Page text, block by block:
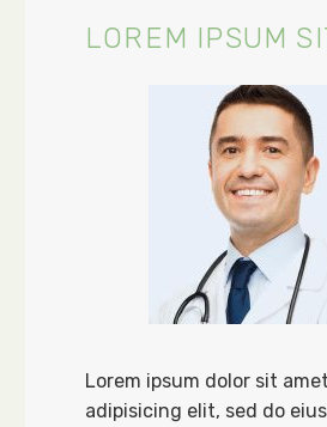
LOREM IPSUM
Lorem ipsum dolor sit
adipisicing elit, sed do